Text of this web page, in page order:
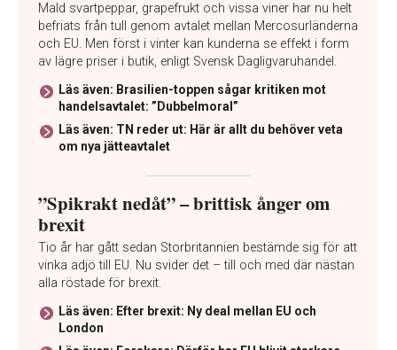
Mald svartpeppar, grapefrukt och vissa viner har nu helt
befriats från tull genom avtalet mellan Mercosurländerna
och EU. Men först i vinter kan kunderna se effekt i form
av lägre priser i butik, enligt Svensk Dagligvaruhandel.
Läs även: Brasilien-toppen sågar kritiken mot
handelsavtalet: ”Dubbelmoral”
Läs även: TN reder ut: Här är allt du behöver veta
om nya jätteavtalet
”Spikrakt nedåt” – brittisk ånger om
brexit
Tio år har gått sedan Storbritannien bestämde sig för att
vinka adjö till EU. Nu svider det – till och med där nästan
alla röstade för brexit.
Läs även: Efter brexit: Ny deal mellan EU och
London